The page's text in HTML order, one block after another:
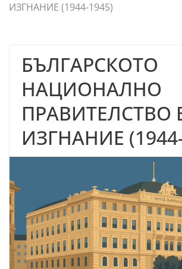
ИЗГНАНИЕ (1944-1945)
БЪЛГАРСКОТО
НАЦИОНАЛНО
ПРАВИТЕЛСТВО
ИЗГНАНИЕ